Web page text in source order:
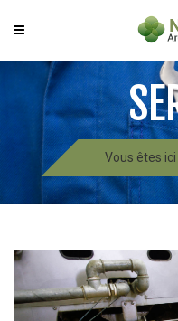
Vous êtes ici